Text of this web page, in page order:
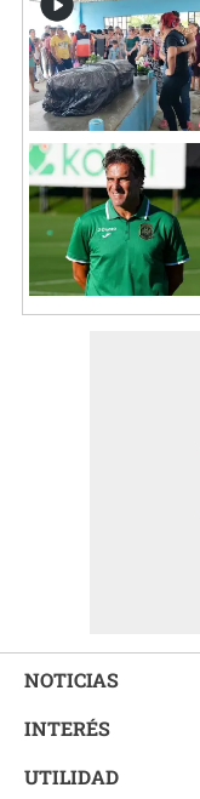
NOTICIAS
INTERÉS
UTILIDAD